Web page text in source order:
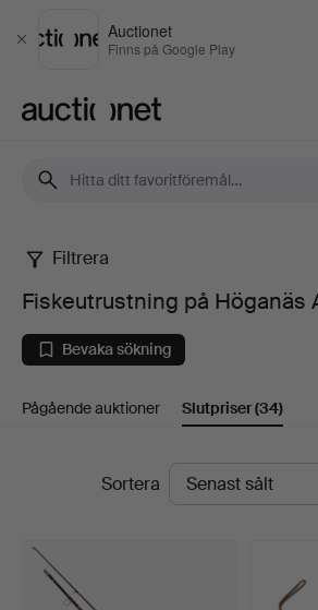
Stäng
Auctionet
Finns på Google Play
Fiskeutrustning
på
Höganäs
Auktionsverk
Filtrera
Fiskeutrustning på Höganäs
Bevaka sökning
Pågående auktioner Slutpriser(34)
SlutpriserSortera